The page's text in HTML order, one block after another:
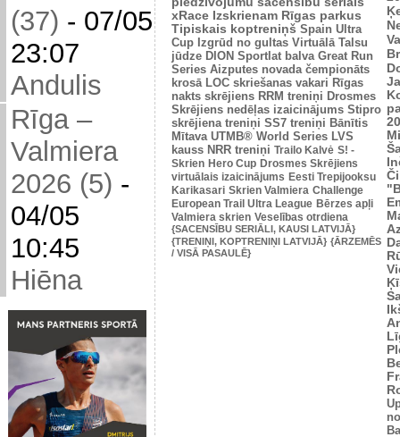
(37) - 07/05
23:07
Andulis
Rīga –
Valmiera
2026 (5) -
04/05
10:45
Hiēna
xRace Izskrienam Rīgas parkus
Tipiskais koptreniņš Spain Ultra
Cup Izgrūd no gultas Virtuālā Talsu
jūdze DION Sportlat balva Great Run
Series Aizputes novada čempionāts
krosā LOC skriešanas vakari Rīgas
nakts skrējiens RRM treniņi Drosmes
Skrējiens nedēļas izaicinājums Stipro
skrējiena treniņi SS7 treniņi Bānītis
Mītava UTMB® World Series LVS
kauss NRR treniņi Trailo Kalvė S! -
Skrien Hero Cup Drosmes Skrējiens
virtuālais izaicinājums Eesti Trepijooksu
Karikasari Skrien Valmiera Challenge
European Trail Ultra League Bērzes apļi
Valmiera skrien Veselības otrdiena
{SACENSĪBU SERIĀLI, KAUSI LATVIJĀ}
{TRENIŅI, KOPTRENIŅI LATVIJĀ} {ĀRZEMĒS
/ VISĀ PASAULĒ}